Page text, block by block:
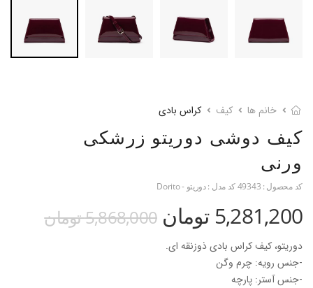
خانم ها کیف کراس بادی
کیف دوشی دوریتو زرشکی
ورنی
کد محصول : 49343کد مدل :دوریتو - Dorito
5,281,200 تومان 5,868,000 تومان
دوریتو، کیف کراس بادی ذوزنقه ای.
-جنس رویه: چرم وگن
-جنس آستر: پارچه